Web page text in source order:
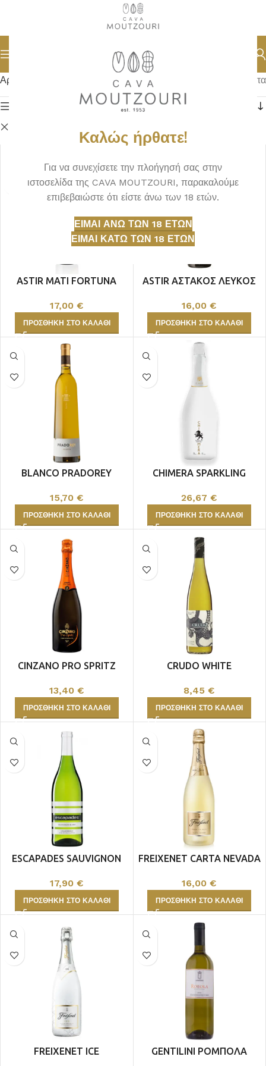
Καλώς ήρθατε!
Για να συνεχίσετε την πλοήγησή σας στην
ιστοσελίδα της CAVA MOUTZOURI, παρακαλούμε
επιβεβαιώστε ότι είστε άνω των 18 ετών.
ΕΊΜΑΙ ΆΝΩ ΤΩΝ 18 ΕΤΏΝ
ΕΊΜΑΙ ΚΆΤΩ ΤΩΝ 18 ΕΤΏΝ
Αρχική σελίδα Βλέπετε 1–18 από 145 αποτελέσματα
ASTIR MATI FORTUNA
17,00 €
ΠΡΟΣΘΉΚΗ ΣΤΟ ΚΑΛΆΘΙ
ASTIR ΑΣΤΑΚΟΣ ΛΕΥΚΟΣ
16,00€
ΠΡΟΣΘΉΚΗ ΣΤΟ ΚΑΛΆΘΙ
BLANCO PRADOREY
15,70 €
ΠΡΟΣΘΉΚΗ ΣΤΟ ΚΑΛΆΘΙ
CHIMERA SPARKLING
26,67€
ΠΡΟΣΘΉΚΗ ΣΤΟ ΚΑΛΆΘΙ
CINZANO PRO SPRITZ
13,40 €
ΠΡΟΣΘΉΚΗ ΣΤΟ ΚΑΛΆΘΙ
CRUDO WHITE
8,45€
ΠΡΟΣΘΉΚΗ ΣΤΟ ΚΑΛΆΘΙ
ESCAPADES SAUVIGNON
17,90 €
ΠΡΟΣΘΉΚΗ ΣΤΟ ΚΑΛΆΘΙ
FREIXENET CARTA NEVADA
16,00€
ΠΡΟΣΘΉΚΗ ΣΤΟ ΚΑΛΆΘΙ
FREIXENET ICE GENTILINI ΡΟΜΠΟΛΑ